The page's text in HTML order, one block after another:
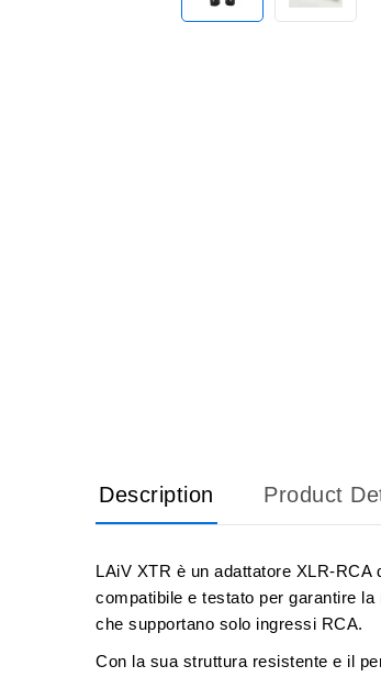
Description Product
LAiV XTR è un adattatore XLR-
compatibile e testato per garantire
che supportano solo ingressi RCA.
Con la sua struttura resistente e il